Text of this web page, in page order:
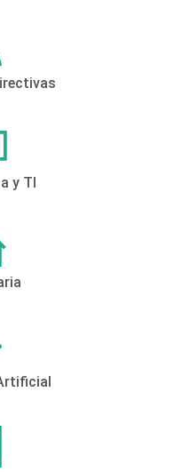
y TI